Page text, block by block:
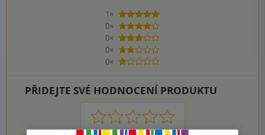
1×
5 hvězdiček
0×
4 hvězdičky
0×
3 hvězdičky
0×
2 hvězdičky
0×
1 hvezdička
PŘIDEJTE SVÉ HODNOCENÍ PRODUKTU
1 2 3 4 5